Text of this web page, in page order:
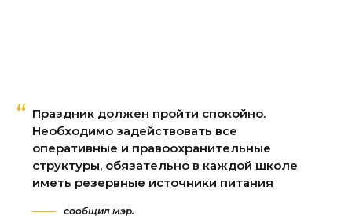
Праздник должен пройти спокойно.
Необходимо задействовать все
оперативные и правоохранительные
структуры, обязательно в каждой школе
иметь резервные источники питания
сообщил мэр.